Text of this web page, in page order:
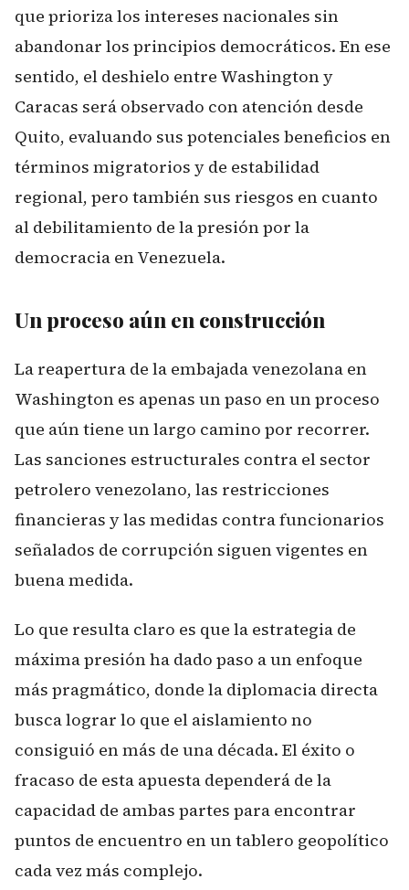
que prioriza los intereses nacionales sin
abandonar los principios democráticos. En ese
sentido, el deshielo entre Washington y
Caracas será observado con atención desde
Quito, evaluando sus potenciales beneficios en
términos migratorios y de estabilidad
regional, pero también sus riesgos en cuanto
al debilitamiento de la presión por la
democracia en Venezuela.
Un proceso aún en construcción
La reapertura de la embajada venezolana en
Washington es apenas un paso en un proceso
que aún tiene un largo camino por recorrer.
Las sanciones estructurales contra el sector
petrolero venezolano, las restricciones
financieras y las medidas contra funcionarios
señalados de corrupción siguen vigentes en
buena medida.
Lo que resulta claro es que la estrategia de
máxima presión ha dado paso a un enfoque
más pragmático, donde la diplomacia directa
busca lograr lo que el aislamiento no
consiguió en más de una década. El éxito o
fracaso de esta apuesta dependerá de la
capacidad de ambas partes para encontrar
puntos de encuentro en un tablero geopolítico
cada vez más complejo.